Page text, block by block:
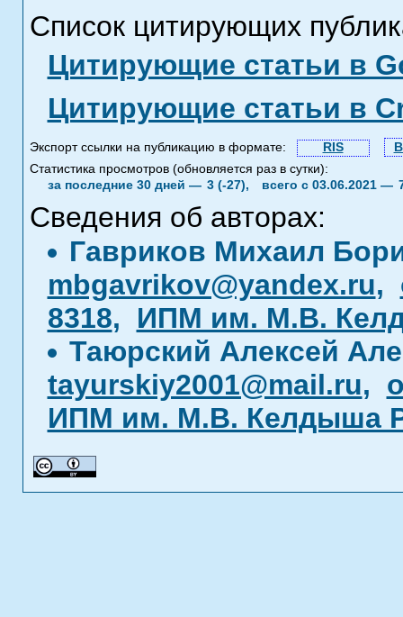
Список цитирующих
Цитирующие статьи в
Цитирующие статьи в
Экспорт ссылки на публикацию в формате: RIS
Статистика просмотров (обновляется раз в сутки):
за последние 30 дней — 3 (-27), всего с 03.06.2021 —
Сведения об авторах:
Гавриков Михаил
mbgavrikov@yandex.ru,
8318, ИПМ им. М.В.
Таюрский Алексей
tayurskiy2001@mail.ru,
ИПМ им. М.В. Келдыша